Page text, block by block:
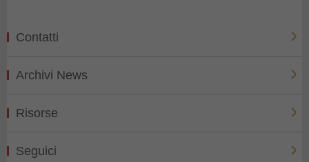
Contatti
Archivi News
Risorse
Seguici